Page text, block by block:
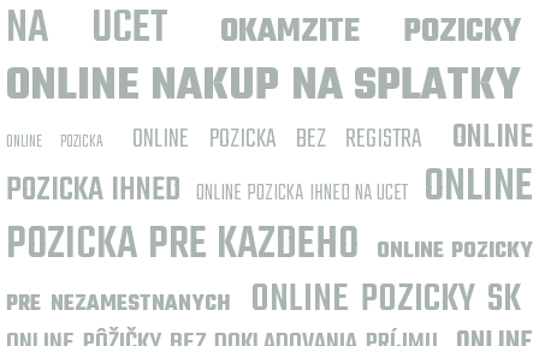
NA UCET
OKAMZITE POZICKY
ONLINE NAKUP NA SPLATKY
ONLINE POZICKA ONLINE POZICKA BEZ REGISTRA
ONLINE
POZICKA IHNED ONLINE POZICKA IHNED NA UCET ONLINE
POZICKA PRE KAZDEHO ONLINE POZICKY
PRE NEZAMESTNANYCH
ONLINE POZICKY SK